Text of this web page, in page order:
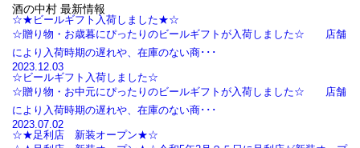
酒の中村 最新情報
☆★ビールギフト入荷しました★☆
☆贈り物・お歳暮にぴったりのビールギフトが入荷しました☆ 店舗
により入荷時期の遅れや、在庫のない商･･･
2023.12.03
☆ビールギフト入荷しました☆
☆贈り物・お中元にぴったりのビールギフトが入荷しました☆ 店舗
により入荷時期の遅れや、在庫のない商･･･
2023.07.02
☆★足利店 新装オープン★☆